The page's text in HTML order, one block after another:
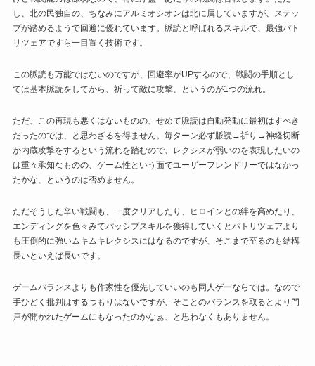
し、北の民独自の、ちなみにアルミオシオンは北に属していますが、ステッ
プが踏めるようで回避に優れています。脈読と呼ばれるスキルで、最強パト
リツェアですら一目置く技術です。
この脈読も万能ではないのですが、回避率がUPするので、戦闘の手順とし
ては基本脈読をしてから、祈って敵に攻撃、というのが1つの流れ。
ただ、この再現も悪くはないものの、せめて脈読は自動発動に最初はすべき
だったのでは、と思わざるを得ません。毎ターン必ず脈読→祈り→神経切断
か内蔵攻撃をするという流れを踏むので、レクシスが弱いのを表現したいの
は重々承知なものの、ゲーム性という面でユーザーフレンドリーではなかっ
たかな、というのは否めません。
ただそうした辛い戦闘も、一度クリアしたり、ヒロインとの絆を高めたり、
エンディングを色々みてパッシブスキルを獲得していくとパトリツェアより
も圧倒的に強いムキムキレクシスにはなるのですが、そこまで至るのも結構
長いといえば長いです。
ゲームバランスよりも作家性を優先していいのも同人ゲーならでは。なので
手ひどく批判はするつもりはないですが、そことのバランスを取るとより門
戸が開かれたゲームにもなったのかなぁ、と思わなくもありません。